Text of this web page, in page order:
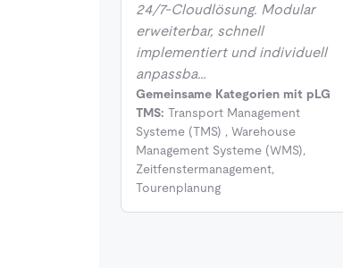
24/7-Cloudlösung. Modular
erweiterbar, schnell
implementiert und individuell
anpassba…
Gemeinsame Kategorien mit pLG
TMS: Transport Management
Systeme (TMS) , Warehouse
Management Systeme (WMS),
Zeitfenstermanagement,
Tourenplanung